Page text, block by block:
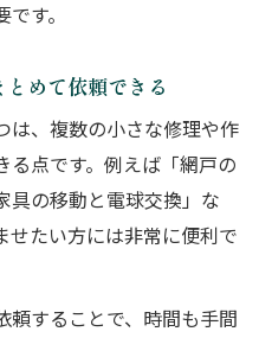
す。
めて依頼できる
は、複数の小さな修理や作
点です。例えば「網戸の
具の移動と電球交換」な
せたい方には非常に便利で
頼することで、時間も手間